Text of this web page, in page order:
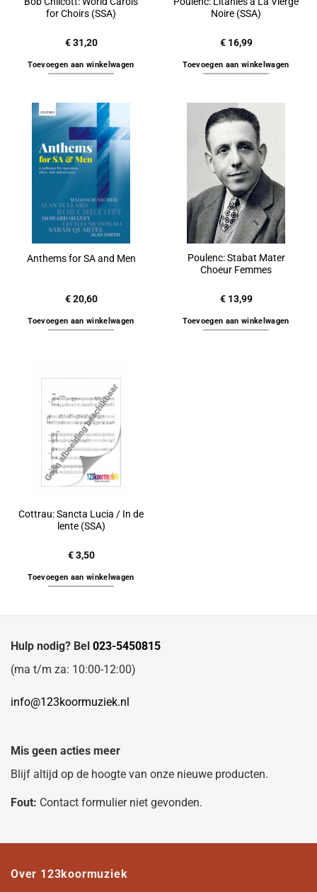
for Choirs (SSA)
€31,20
Toevoegen aan winkelwagen
Noire (SSA)
€16,99
Toevoegen aan winkelwagen
Anthems for SA and Men
€20,60
Toevoegen aan winkelwagen
Poulenc: Stabat Mater
Choeur Femmes
€13,99
Toevoegen aan winkelwagen
Cottrau: Sancta Lucia / In de
lente (SSA)
€3,50
Toevoegen aan winkelwagen
Hulp nodig? Bel 023-5450815
(ma t/m za: 10:00-12:00)
info@123koormuziek.nl
Mis geen acties meer
Blijf altijd op de hoogte van onze nieuwe producten.
Fout: Contact formulier niet gevonden.
Over 123koormuziek